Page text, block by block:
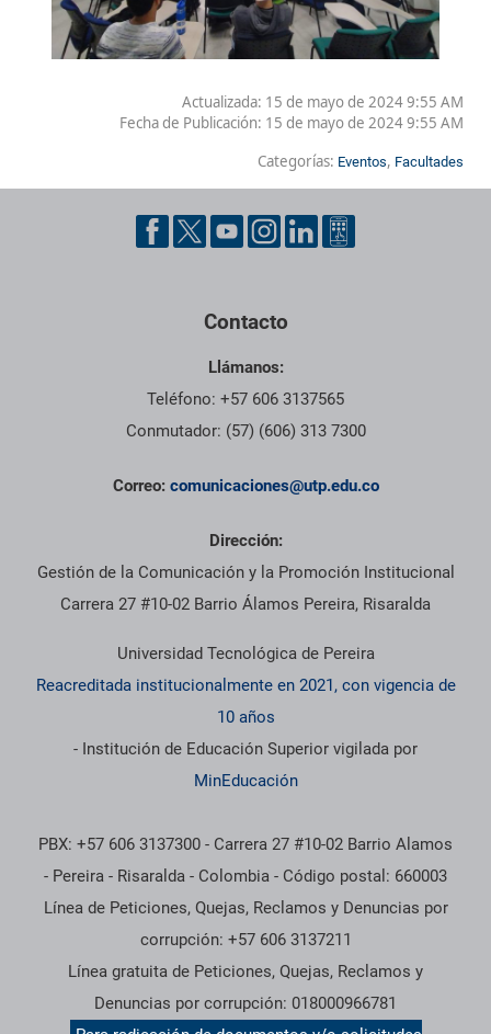
Actualizada: 15 de mayo de 2024 9:55 AM
Fecha de Publicación: 15 de mayo de 2024 9:55 AM
Categorías: Eventos, Facultades
Contacto
Llámanos:
Teléfono: +57 606 3137565
Conmutador: (57) (606) 313 7300
Correo: comunicaciones@utp.edu.co
Dirección:
Gestión de la Comunicación y la Promoción Institucional
Carrera 27 #10-02 Barrio Álamos Pereira, Risaralda
Universidad Tecnológica de Pereira
Reacreditada institucionalmente en 2021, con vigencia de
10 años
- Institución de Educación Superior vigilada por
MinEducación
PBX: +57 606 3137300 - Carrera 27 #10-02 Barrio Alamos
- Pereira - Risaralda - Colombia - Código postal: 660003
Línea de Peticiones, Quejas, Reclamos y Denuncias por
corrupción: +57 606 3137211
Línea gratuita de Peticiones, Quejas, Reclamos y
Denuncias por corrupción: 018000966781